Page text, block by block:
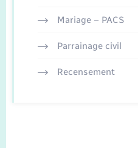
Mariage – PACS
Parrainage civil
Recensement